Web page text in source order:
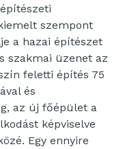
szempont
a hazai építészet
szakmai üzenet az
feletti építés 75
és
az új főépület a
képviselve
Egy ennyire